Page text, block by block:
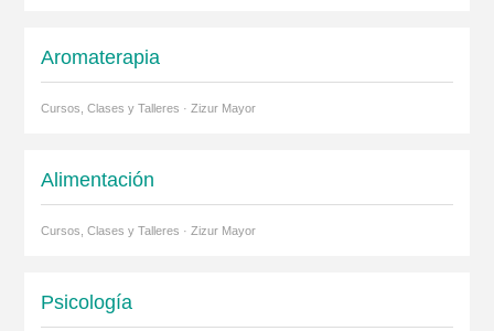
Aromaterapia
Cursos, Clases y Talleres · Zizur Mayor
Alimentación
Cursos, Clases y Talleres · Zizur Mayor
Psicología